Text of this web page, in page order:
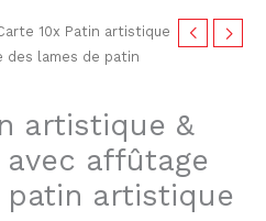
10x Patin artistique
des lames de patin
artistique &
affûtage
artistique